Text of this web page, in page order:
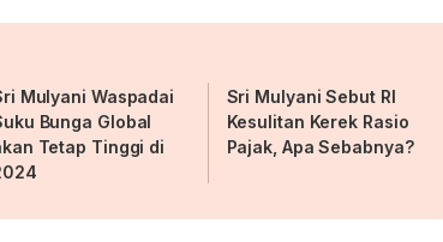
Mulyani Waspadai
Bunga Global
Tetap Tinggi di
Sri Mulyani Sebut RI
Kesulitan Kerek Rasio
Pajak, Apa Sebabnya?